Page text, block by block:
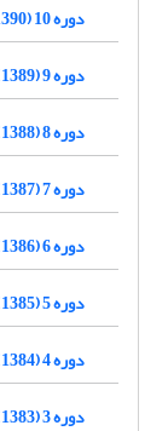
دوره 10 (1390)
دوره 9 (1389)
دوره 8 (1388)
دوره 7 (1387)
دوره 6 (1386)
دوره 5 (1385)
دوره 4 (1384)
دوره 3 (1383)